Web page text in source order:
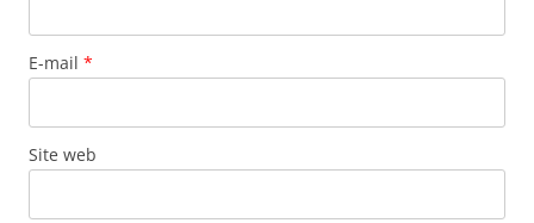
E-mail *
Site web